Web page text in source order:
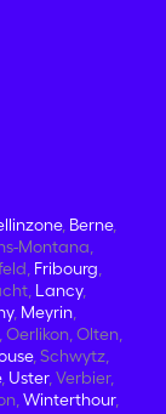
, Berne,
Montana,
Fribourg
Lancy,
, Meyrin
, Oerlikon, Olten,
, Schwytz,
, Uster, Verbier,
Winterthour,